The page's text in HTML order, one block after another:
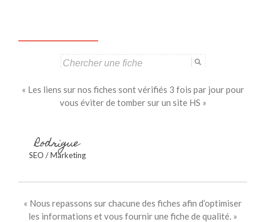
« Les liens sur nos fiches sont vérifiés 3 fois par jour pour
vous éviter de tomber sur un site HS »
Rodrigue
SEO / Marketing
« Nous repassons sur chacune des fiches afin d’optimiser
les informations et vous fournir une fiche de qualité. »